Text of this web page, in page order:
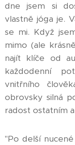
dne jsem si
vlastně jóga je.
se mi. Když
mimo (ale
najít klíče od
každodenní
vnitřního
obrovsky silná
radost ostatním
"Po delší